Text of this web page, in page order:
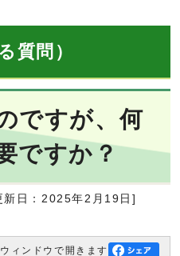
質問）
ですが、何
ですか？
新日：2025年2月19日]
ィンドウで開きます